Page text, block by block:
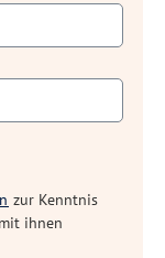
zur Kenntnis
ihnen